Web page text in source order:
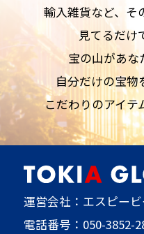
輸入雑貨など、そ
見てるだけ
宝の山があな
自分だけの宝物
こだわりのアイテ
運営会社：エスピー
電話番号： 050-3852-